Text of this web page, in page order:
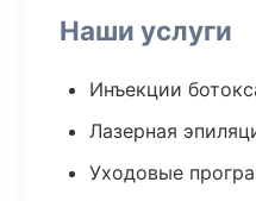
Наши услуги
Инъекции
Лазерная
Уходовые